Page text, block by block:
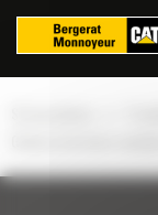
Panel zarządzania